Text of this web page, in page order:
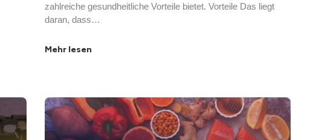
zahlreiche gesundheitliche Vorteile bietet. Vorteile Das liegt
daran, dass…
Mehr lesen